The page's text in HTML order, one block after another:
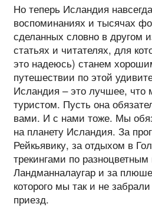
Но теперь Исландия
воспоминаниях и тысячах
сделанных словно в другом
статьях и читателях, для
это надеюсь) станем
путешествии по этой
Исландия – это лучшее, что
туристом. Пусть она
вами. И с нами тоже. Мы
на планету Исландия. За
Рейкьявику, за отдыхом в
трекингами по разноцветным
Ландманналаугар и за
которого мы так и не
приезд.